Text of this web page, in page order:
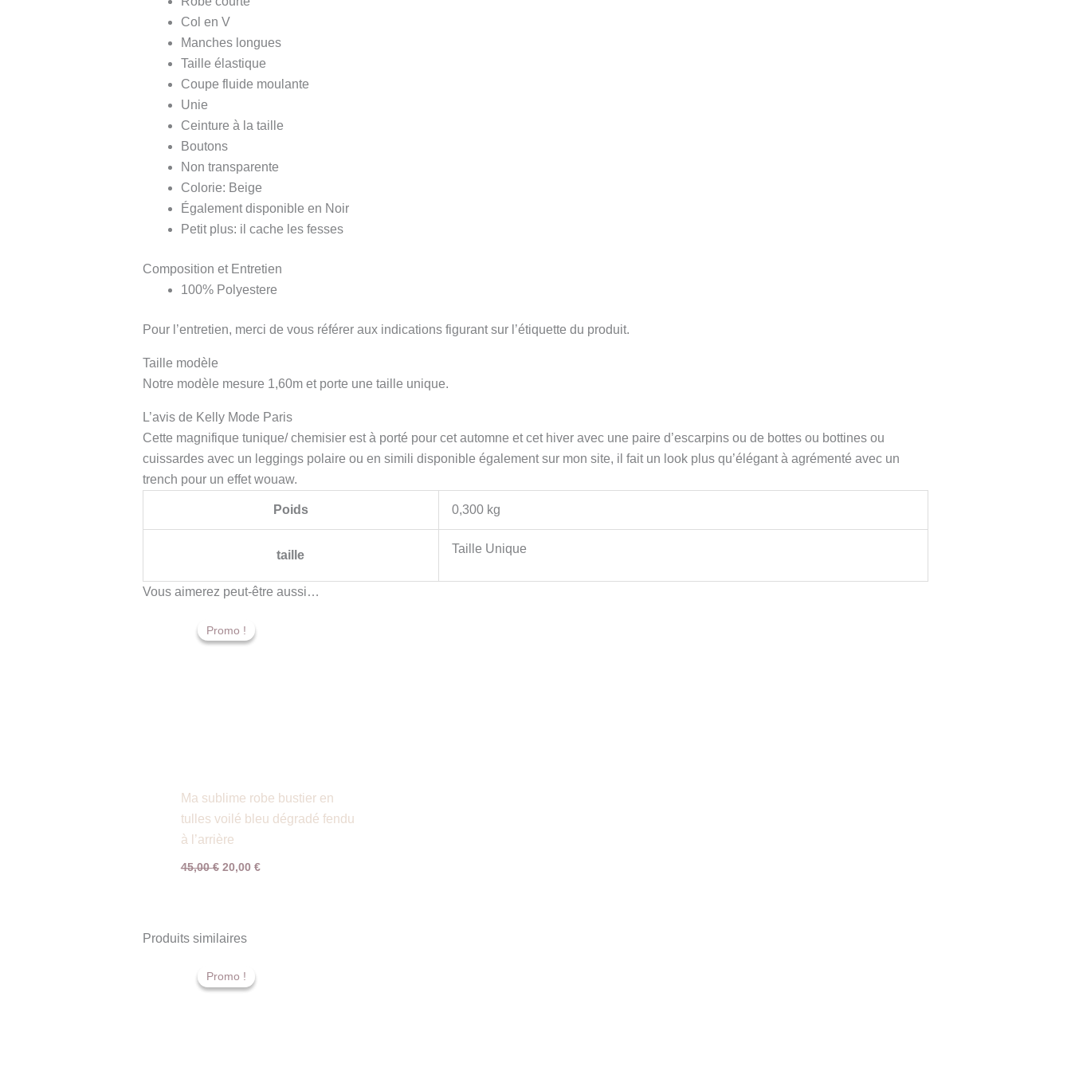
Col en V
Manches longues
Taille élastique
Coupe fluide moulante
Unie
Ceinture à la taille
Boutons
Non transparente
Colorie: Beige
Également disponible en Noir
Petit plus: il cache les fesses
Composition et Entretien
100% Polyestere
Pour l’entretien, merci de vous référer aux indications figurant sur l’étiquette du produit.
Taille modèle
Notre modèle mesure 1,60m et porte une taille unique.
L’avis de Kelly Mode Paris
Cette magnifique tunique/ chemisier est à porté pour cet automne et cet hiver avec une paire d’escarpins ou de bottes ou bottines ou
cuissardes avec un leggings polaire ou en simili disponible également sur mon site, il fait un look plus qu’élégant à agrémenté avec un
trench pour un effet wouaw.
Poids 0,300 kg
taille Taille Unique
Vous aimerez peut-être aussi…
Promo !
Promo !
Ma sublime robe bustier en
tulles voilé bleu dégradé fendu
à l’arrière
45,00€
initial
20,00 €
Produits similaires
Promo !
Promo !
initial